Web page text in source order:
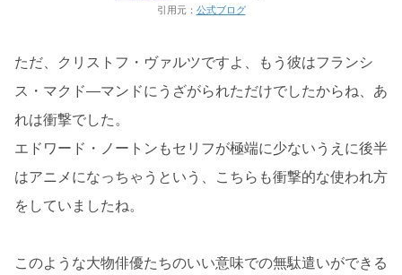
引用元： 公式ブログ
ただ、クリストフ・ヴァルツですよ、もう彼はフランシ
ス・マクド―マンドにうざがられただけでしたからね、あ
れは衝撃でした。
エドワード・ノートンもセリフが極端に少ないうえに後半
はアニメになっちゃうという、こちらも衝撃的な使われ方
をしていましたね。
このような大物俳優たちのいい意味での無駄遣いができる